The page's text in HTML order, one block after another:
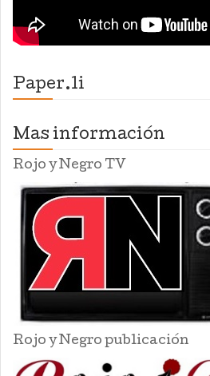
Paper.li
Mas información
Rojo y Negro TV
Rojo y Negro publicación